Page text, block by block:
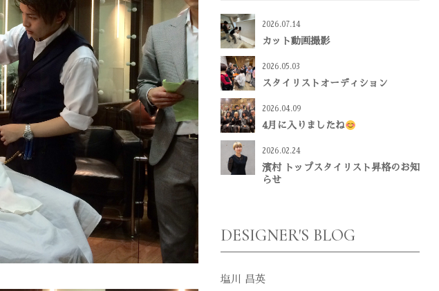
2026.07.14
カット動画撮影
2026.05.03
スタイリストオーディション
2026.04.09
4月に入りましたね
2026.02.24
濱村 トップスタイリスト昇格のお知
らせ
DESIGNER'S BLOG
塩川 昌英